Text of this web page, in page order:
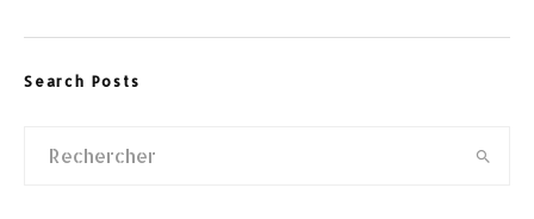
Search Posts